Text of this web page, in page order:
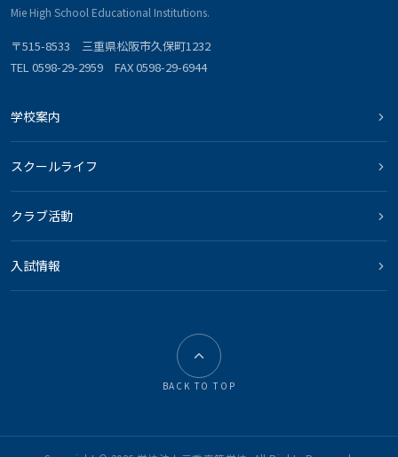
Mie High School Educational Institutions.
〒515-8533 三重県松阪市久保町1232
TEL 0598-29-2959 FAX 0598-29-6944
学校案内
スクールライフ
クラブ活動
入試情報
BACK TO TOP